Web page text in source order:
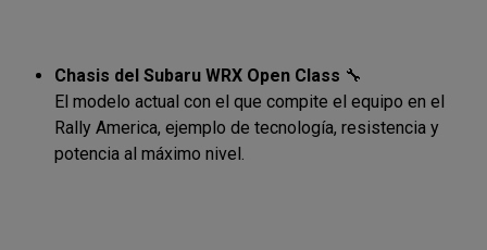
Chasis del Subaru WRX Open Class 🔧
El modelo actual con el que compite el equipo en el
Rally America, ejemplo de tecnología, resistencia y
potencia al máximo nivel.